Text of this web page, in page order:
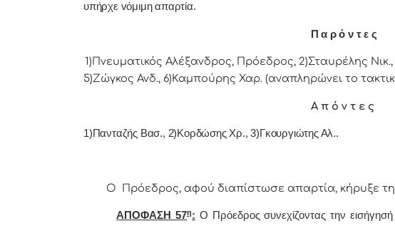
υπήρχε vόμιμη απαρτία.
Π α ρ ό ν τ ε ς
1)Πνευματικός Αλέξανδρος, Πρόεδρoς, 2)Σταυρέλης
5)Ζώγκος Ανδ., 6)Καμπούρης Χαρ. (αναπληρώνει το
Α π ό ν τ ε ς
1)Πανταζής Βασ., 2)Κορδώσης Χρ., 3)Γκουργιώτης Αλ..
Ο Πρόεδρος, αφού διαπίστωσε απαρτία, κήρυξε την
ΑΠΟΦΑΣΗ 57η: Ο Πρόεδρος συνεχίζοντας την